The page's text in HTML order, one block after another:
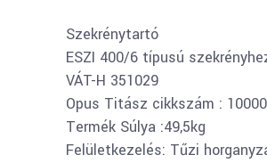
Szekrénytartó
ESZI 400/6 típusú
VÁT-H 351029
Opus Titász cikkszám :
Termék Súlya :49,5kg
Felületkezelés: Tűzi